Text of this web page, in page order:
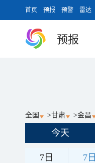
首页 预报 预警 雷达
预报
全国 >甘肃 >金昌
今天
7日 7日